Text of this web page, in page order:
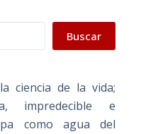
Buscar
ciencia de la vida;
impredecible e
como agua del